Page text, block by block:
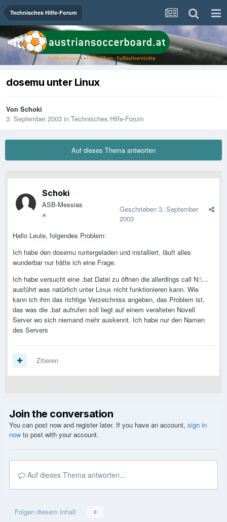
Technisches Hilfe-Forum
dosemu unter Linux
Von Schoki
3. September 2003 in Technisches Hilfe-Forum
Auf dieses Thema antworten
Schoki
ASB-Messias Geschrieben 3. September
2003
Hallo Leute, folgendes Problem:
Ich habe den dosemu runtergeladen und installiert, läuft alles
wunderbar nur hätte ich eine Frage.
Ich habe versucht eine .bat Datei zu öffnen die allerdings call N:\...
ausführt was natürlich unter Linux nicht funktionieren kann. Wie
kann ich ihm das richtige Verzeichniss angeben, das Problem ist,
das was die .bat aufrufen soll liegt auf einem veralteten Novell
Server wo sich niemand mehr auskennt. Ich habe nur den Namen
des Servers
Zitieren
Join the conversation
You can post now and register later. If you have an account, sign in
now to post with your account.
Auf dieses Thema antworten...
Folgen diesem Inhalt 0